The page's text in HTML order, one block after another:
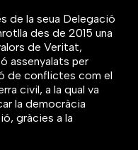
de la seua Delegació
des de 2015 una
de Veritat,
assenyalats per
de conflictes com el
civil, a la qual va
la democràcia
gràcies a la